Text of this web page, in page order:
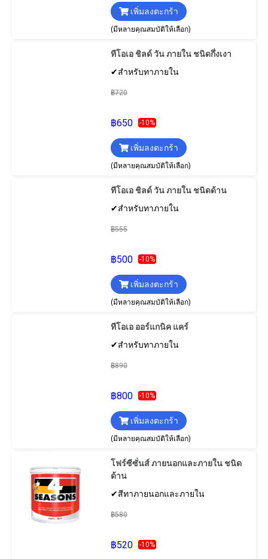
เพิ่มลงตะกร้า
(มีหลายคุณสมบัติให้เลือก)
ทีโอเอ ชิลด์ วัน ภายใน ชนิดกึ่งเงา
✔สำหรับทาภายใน
฿720
฿650 -10%
เพิ่มลงตะกร้า
(มีหลายคุณสมบัติให้เลือก)
ทีโอเอ ชิลด์ วัน ภายใน ชนิดด้าน
✔สำหรับทาภายใน
฿555
฿500 -10%
เพิ่มลงตะกร้า
(มีหลายคุณสมบัติให้เลือก)
ทีโอเอ ออร์แกนิค แคร์
✔สำหรับทาภายใน
฿890
฿800 -10%
เพิ่มลงตะกร้า
(มีหลายคุณสมบัติให้เลือก)
โฟร์ซีซั่นส์ ภายนอกและภายใน ชนิด
ด้าน
✔สีทาภายนอกและภายใน
฿580
฿520 -10%